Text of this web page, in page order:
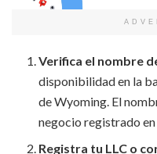
Verifica el nombre
disponibilidad en la
de Wyoming. El
negocio registrado
Registra tu LLC o